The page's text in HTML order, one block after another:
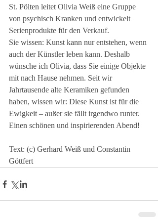
St. Pölten leitet Olivia Weiß eine Gruppe
von psychisch Kranken und entwickelt
Serienprodukte für den Verkauf.
Sie wissen: Kunst kann nur entstehen, wenn
auch der Künstler leben kann. Deshalb
wünsche ich Olivia, dass Sie einige Objekte
mit nach Hause nehmen. Seit wir
Jahrtausende alte Keramiken gefunden
haben, wissen wir: Diese Kunst ist für die
Ewigkeit – außer sie fällt irgendwo runter.
Einen schönen und inspirierenden Abend!
Text: (c) Gerhard Weiß und Constantin
Göttfert